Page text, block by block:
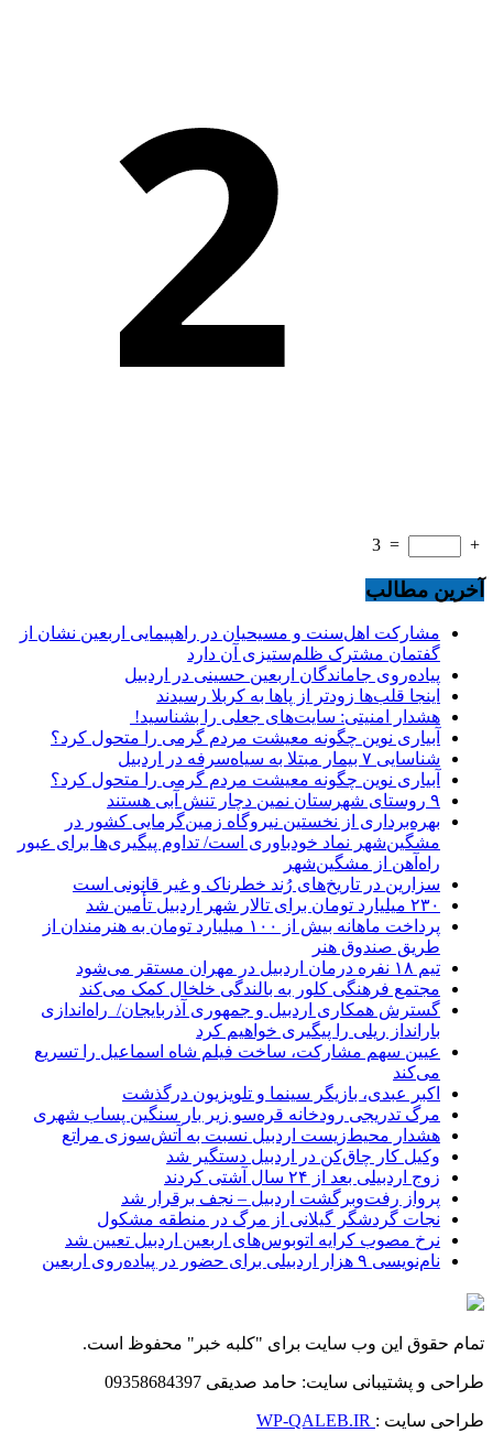
+
=
3
آخرین مطالب
مشارکت اهل‌سنت و مسیحیان در راهپیمایی اربعین نشان از
گفتمان مشترک ظلم‌ستیزی آن دارد
پیاده‌روی جاماندگان اربعین حسینی در اردبیل
اینجا قلب‌ها زودتر از پاها به کربلا رسیدند
هشدار امنیتی: سایت‌های جعلی را بشناسید!
آبیاری نوین چگونه معیشت مردم گرمی را متحول کرد؟
شناسایی ۷ بیمار مبتلا به سیاه‌سرفه در اردبیل
آبیاری نوین چگونه معیشت مردم گرمی را متحول کرد؟
۹ روستای شهرستان نمین دچار تنش آبی هستند
بهره‌برداری از نخستین نیروگاه زمین‌گرمایی کشور در
مشگین‌شهر نماد خودباوری است/ تداوم پیگیری‌ها برای عبور
راه‌آهن از مشگین‌شهر
سزارین در تاریخ‌های رُند خطرناک و غیر قانونی است
۲۳۰ میلیارد تومان برای تالار شهر اردبیل تأمین شد
پرداخت ماهانه بیش از ۱۰۰ میلیارد تومان به هنرمندان از
طریق صندوق هنر
تیم ۱۸ نفره درمان اردبیل در مهران مستقر می‌شود
مجتمع فرهنگی کلور به بالندگی خلخال کمک می‌کند
گسترش همکاری اردبیل و جمهوری آذربایجان/ راه‌اندازی
بارانداز ریلی را پیگیری خواهیم کرد
عیین سهم مشارکت، ساخت فیلم شاه‌ اسماعیل را تسریع
می‌کند
اکبر عبدی، بازیگر سینما و تلویزیون درگذشت
مرگ تدریجی رودخانه قره‌سو زیر بار سنگین پساب شهری
هشدار محیط‌زیست اردبیل نسبت به آتش‌سوزی مراتع
وکیل کار چاق‌کن در اردبیل دستگیر شد
زوج اردبیلی بعد از ۲۴ سال آشتی کردند
پرواز رفت‌وبرگشت اردبیل – نجف برقرار شد
نجات گردشگر گیلانی از مرگ در منطقه مشکول
نرخ مصوب کرایه اتوبوس‌های اربعین اردبیل تعیین شد
نام‌نویسی ۹ هزار اردبیلی برای حضور در پیاده‌روی اربعین
تمام حقوق این وب سایت برای "کلبه خبر" محفوظ است.
طراحی و پشتیبانی سایت: حامد صدیقی 09358684397
طراحی سایت :